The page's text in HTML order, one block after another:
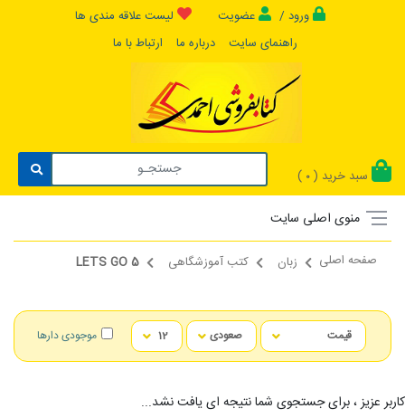
ورود / عضویت
لیست علاقه مندی ها
راهنمای سایت
درباره ما ارتباط با ما
سبد خرید ( 0
)
منوی اصلی سایت
صفحه اصلی زبان کتب آموزشگاهی LETS GO 5
موجودی دارها
کاربر عزیز ، برای جستجوی شما نتیجه ای یافت نشد...